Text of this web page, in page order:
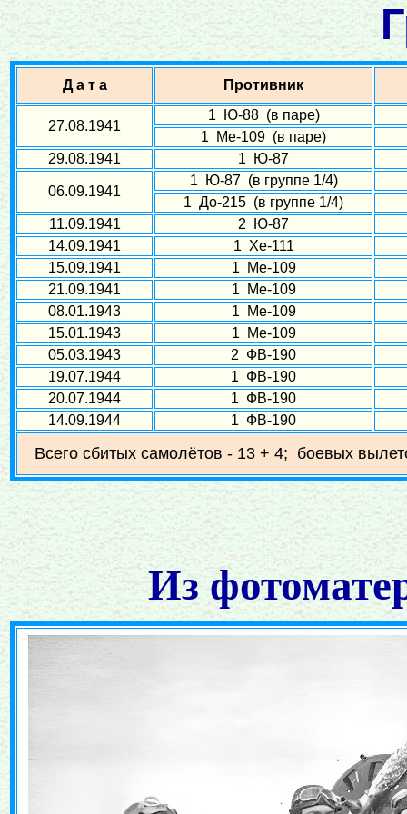
Д а т а Противник
27.08.1941
1 Ю-88 (в паре)
1 Ме-109 (в паре)
29.08.1941
1 Ю-87
06.09.1941
1 Ю-87 (в группе 1/4)
1 До-215 (в группе 1/4)
11.09.1941
2 Ю-87
14.09.1941
1 Хе-111
15.09.1941
1 Ме-109
21.09.1941
1 Ме-109
08.01.1943
1 Ме-109
15.01.1943
1 Ме-109
05.03.1943
2 ФВ-190
19.07.1944
1 ФВ-190
20.07.1944
1 ФВ-190
14.09.1944
1 ФВ-190
Всего сбитых самолётов - 13 + 4; боевых
Из